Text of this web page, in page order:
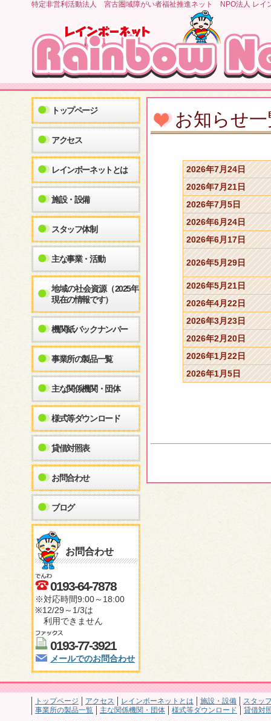
特定非営利活動法人 宮古圏域障がい者福祉推進ネット NPO法人 レイ
トップページ
アクセス
レインボーネットとは
施設・設備
スタッフ体制
主な事業・活動
地域の社会資源（2025年
現在の情報です）
機関紙バックナンバー
事業所の製品一覧
主な関係機関・団体
様式等ダウンロード
貸借対照表
お問合わせ
ブログ
お問合わせ
0193-64-7878
※対応時間9:00～18:00
※12/29～1/3は
利用できません
0193-77-3921
メールでのお問合わせ
お知らせ
2026年7月24日
2026年7月21日
2026年7月5日
2026年6月24日
2026年6月17日
2026年5月29日
2026年5月21日
2026年4月22日
2026年3月23日
2026年2月20日
2026年1月22日
2026年1月5日
トップページ アクセス レインボーネットとは 施設・設備
スタッ
事業所の製品一覧
主な関係機関・団体 様式等ダウンロード 貸借対